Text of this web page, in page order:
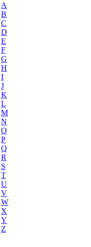
A
B
C
D
E
F
G
H
I
J
K
L
M
N
O
P
Q
R
S
T
U
V
W
X
Y
Z